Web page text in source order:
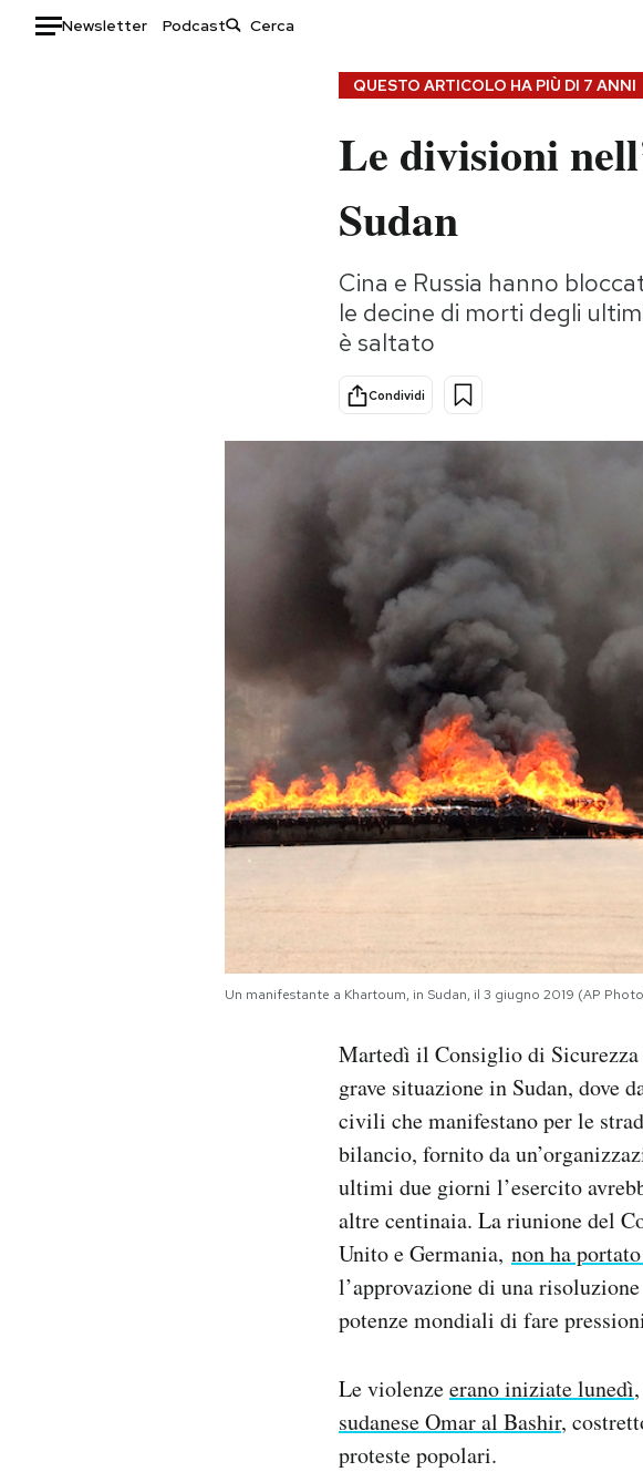
Newsletter Podcast
Storie/Idee
Ok Boomer!
Altrecose
Mondiali calcio 2026
QUESTO ARTICOLO HA PIÙ DI 7 ANNI
Le divisioni
Sudan
Cina e Russia hanno
le decine di morti degli
è saltato
Condividi
Un manifestante a Khartoum, in Sudan, il 3 giugno 2019 (AP
Martedì il Consiglio di
grave situazione in Sudan, dove
civili che manifestano per le
bilancio, fornito da
ultimi due giorni l’esercito
altre centinaia. La riunione del
Unito e Germania, non ha
l’approvazione di una
potenze mondiali di fare
Le violenzeerano iniziate lunedì
sudanese Omar al Bashir,
proteste popolari.